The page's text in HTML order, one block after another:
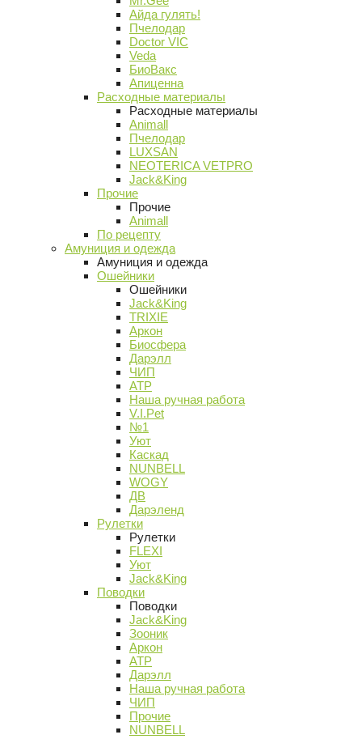
Айда гулять!
Пчелодар
Doctor VIC
Veda
БиоВакс
Апиценна
Расходные материалы
Расходные материалы
Animall
Пчелодар
LUXSAN
NEOTERICA VETPRO
Jack&King
Прочие
Прочие
Animall
По рецепту
Амуниция и одежда
Амуниция и одежда
Ошейники
Ошейники
Jack&King
TRIXIE
Аркон
Биосфера
Дарэлл
ЧИП
АТР
Наша ручная работа
V.I.Pet
№1
Уют
Каскад
NUNBELL
WOGY
ДВ
Дарэленд
Рулетки
Рулетки
FLEXI
Уют
Jack&King
Поводки
Поводки
Jack&King
Зооник
Аркон
АТР
Дарэлл
Наша ручная работа
ЧИП
Прочие
NUNBELL